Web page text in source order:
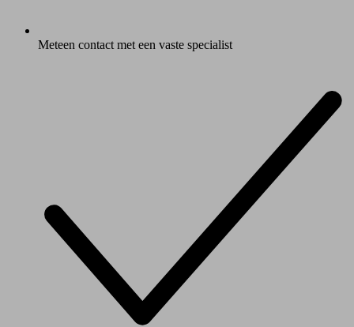
Meteen contact met een vaste specialist